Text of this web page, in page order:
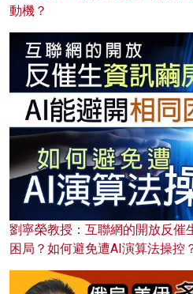
動機？
劉寧榮教授：互聯網的開放反催
困局？如何避免遭AI演算法操控